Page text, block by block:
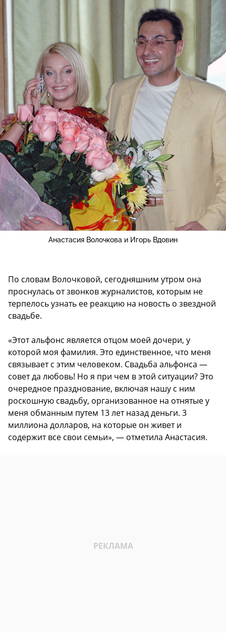
Анастасия Волочкова и Игорь Вдовин
По словам Волочковой, сегодняшним утром она
проснулась от звонков журналистов, которым не
терпелось узнать ее реакцию на новость о звездной
свадьбе.
«Этот альфонс является отцом моей дочери, у
которой моя фамилия. Это единственное, что меня
связывает с этим человеком. Свадьба альфонса —
совет да любовь! Но я при чем в этой ситуации? Это
очередное празднование, включая нашу с ним
роскошную свадьбу, организованное на отнятые у
меня обманным путем 13 лет назад деньги. 3
миллиона долларов, на которые он живет и
содержит все свои семьи», — отметила Анастасия.